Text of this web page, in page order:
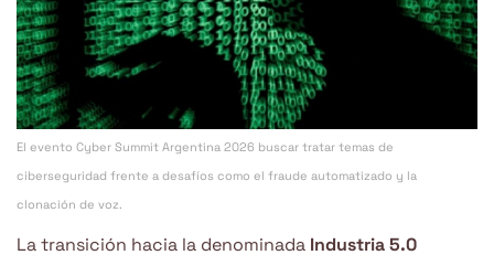
El evento Cyber Summit Argentina 2026 buscar tratar temas de
ciberseguridad frente a desafíos como el fraude automatizado y la
clonación de voz.
La transición hacia la denominada Industria 5.0